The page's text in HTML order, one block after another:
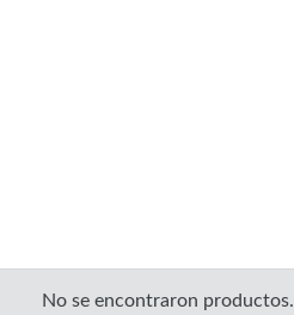
No se encontraron productos.